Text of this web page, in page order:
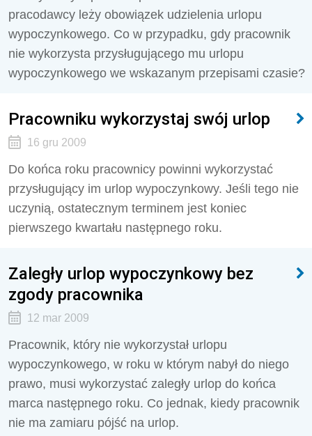
pracodawcy leży obowiązek udzielenia urlopu
wypoczynkowego. Co w przypadku, gdy pracownik
nie wykorzysta przysługującego mu urlopu
wypoczynkowego we wskazanym przepisami czasie?
Pracowniku wykorzystaj swój urlop
16 gru 2009
Do końca roku pracownicy powinni wykorzystać
przysługujący im urlop wypoczynkowy. Jeśli tego nie
uczynią, ostatecznym terminem jest koniec
pierwszego kwartału następnego roku.
Zaległy urlop wypoczynkowy bez
zgody pracownika
12 mar 2009
Pracownik, który nie wykorzystał urlopu
wypoczynkowego, w roku w którym nabył do niego
prawo, musi wykorzystać zaległy urlop do końca
marca następnego roku. Co jednak, kiedy pracownik
nie ma zamiaru pójść na urlop.